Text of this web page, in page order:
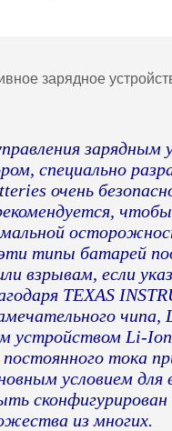
зарядное
зарядным
специально
очень
типы батарей
взрывам, если
TEXAS
устройством Li-
тока
условием для
сконфигурирован
из многих.